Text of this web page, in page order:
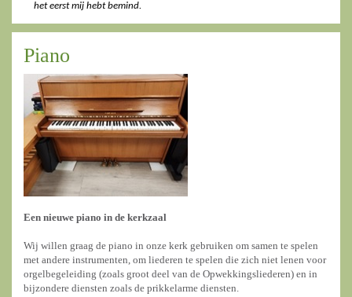
het eerst mij hebt bemind.
Piano
Een nieuwe piano in de kerkzaal
Wij willen graag de piano in onze kerk gebruiken om samen te spelen
met andere instrumenten, om liederen te spelen die zich niet lenen voor
orgelbegeleiding (zoals groot deel van de Opwekkingsliederen) en in
bijzondere diensten zoals de prikkelarme diensten.